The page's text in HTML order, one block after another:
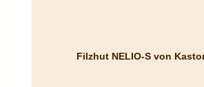
Filzhut NELIO-S von